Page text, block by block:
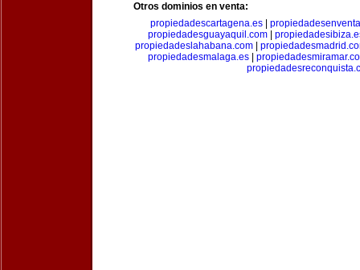
Otros dominios en venta:
propiedadescartagena.es|
propiedadesguayaquil.com
propiedadeslahabana.com|
propiedadesmalaga.es|